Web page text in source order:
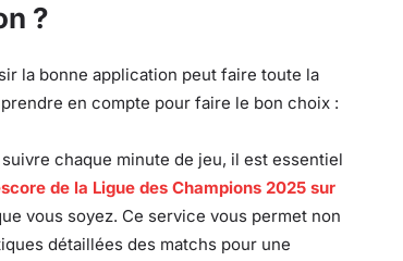
?
la bonne application peut faire toute la
en compte pour faire le bon choix :
chaque minute de jeu, il est essentiel
de la Ligue des Champions 2025 sur
vous soyez. Ce service vous permet non
détaillées des matchs pour une